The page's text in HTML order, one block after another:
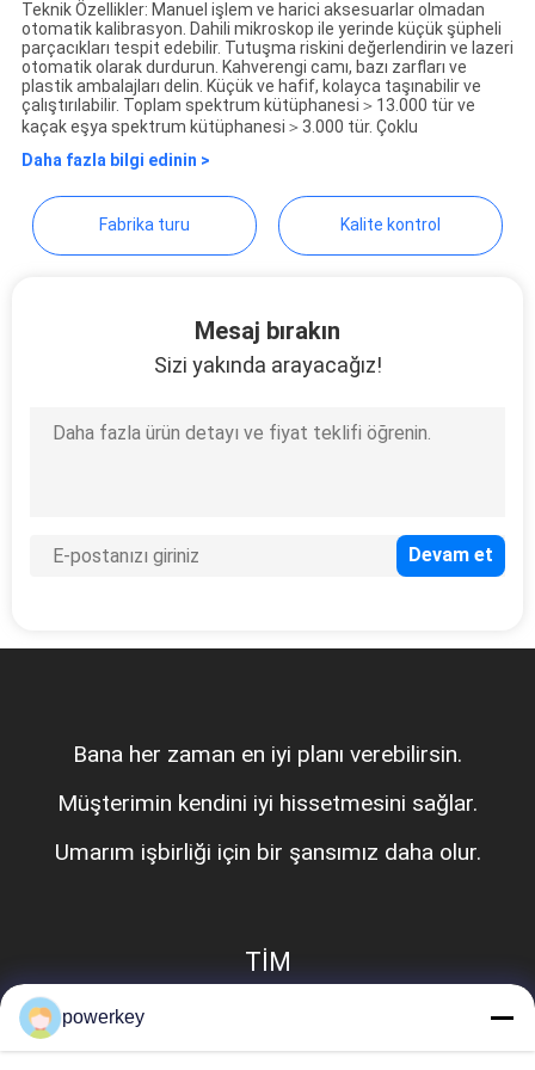
TEKLIF
ISTEĞI
SITE
HARITASI
GIZLILIK
Teknik Özellikler: Manuel işlem ve harici aksesuarlar olmadan
otomatik kalibrasyon. Dahili mikroskop ile yerinde küçük şüpheli
parçacıkları tespit edebilir. Tutuşma riskini değerlendirin ve lazeri
otomatik olarak durdurun. Kahverengi camı, bazı zarfları ve
plastik ambalajları delin. Küçük ve hafif, kolayca taşınabilir ve
çalıştırılabilir. Toplam spektrum kütüphanesi＞13.000 tür ve
kaçak eşya spektrum kütüphanesi＞3.000 tür. Çoklu
Daha fazla bilgi edinin >
Fabrika turu Kalite kontrol
Mesaj bırakın
Sizi yakında arayacağız!
Bana her zaman en iyi planı verebilirsin.
Müşterimin kendini iyi hissetmesini sağlar.
Umarım işbirliği için bir şansımız daha olur.
TİM
powerkey